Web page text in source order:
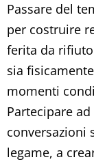
Passare del
per costruire
ferita da
sia
momenti
Partecipare
conversazioni
legame, a